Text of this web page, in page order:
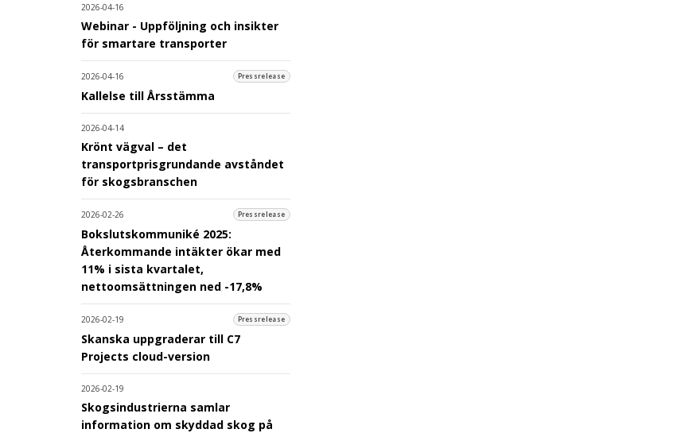
2026-04-16
Webinar - Uppföljning och insikter
för smartare transporter
2026-04-16 Pressrelease
Kallelse till Årsstämma
2026-04-14
Krönt vägval – det
transportprisgrundande avståndet
för skogsbranschen
2026-02-26 Pressrelease
Bokslutskommuniké 2025:
Återkommande intäkter ökar med
11% i sista kvartalet,
nettoomsättningen ned -17,8%
2026-02-19 Pressrelease
Skanska uppgraderar till C7
Projects cloud-version
2026-02-19
Skogsindustrierna samlar
information om skyddad skog på